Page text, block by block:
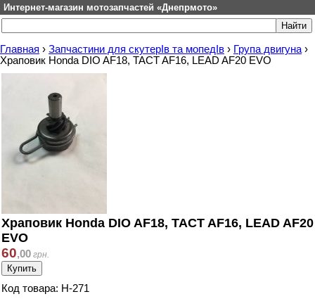
Интернет-магазин мотозапчастей «Днепрмото»
Главная › Запчастини для скутерІв та мопедІв › Група двигуна ›
Храповик Honda DIO AF18, TACT AF16, LEAD AF20 EVO
Храповик Honda DIO AF18, TACT AF16, LEAD AF20
EVO
60,00 грн.
Код товара: H-271